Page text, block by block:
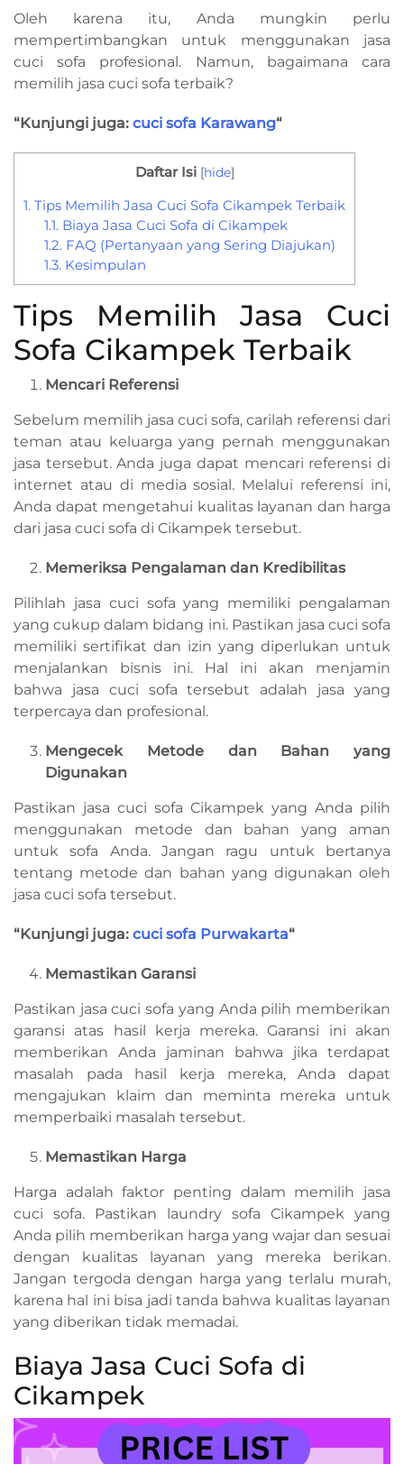
Oleh karena itu, Anda mungkin perlu
mempertimbangkan untuk menggunakan jasa
cuci sofa profesional. Namun, bagaimana cara
memilih jasa cuci sofa terbaik?
“Kunjungi juga: cuci sofa Karawang“
Daftar Isi [hide]
1. Tips Memilih Jasa Cuci Sofa Cikampek Terbaik
1.1.Biaya Jasa Cuci Sofa di Cikampek
1.2.FAQ (Pertanyaan yang Sering Diajukan)
1.3.Kesimpulan
Tips Memilih Jasa Cuci
Sofa Cikampek Terbaik
Mencari Referensi
Sebelum memilih jasa cuci sofa, carilah referensi dari
teman atau keluarga yang pernah menggunakan
jasa tersebut. Anda juga dapat mencari referensi di
internet atau di media sosial. Melalui referensi ini,
Anda dapat mengetahui kualitas layanan dan harga
dari jasa cuci sofa di Cikampek tersebut.
Memeriksa Pengalaman dan Kredibilitas
Pilihlah jasa cuci sofa yang memiliki pengalaman
yang cukup dalam bidang ini. Pastikan jasa cuci sofa
memiliki sertifikat dan izin yang diperlukan untuk
menjalankan bisnis ini. Hal ini akan menjamin
bahwa jasa cuci sofa tersebut adalah jasa yang
terpercaya dan profesional.
Mengecek Metode dan Bahan yang
Digunakan
Pastikan jasa cuci sofa Cikampek yang Anda pilih
menggunakan metode dan bahan yang aman
untuk sofa Anda. Jangan ragu untuk bertanya
tentang metode dan bahan yang digunakan oleh
jasa cuci sofa tersebut.
“Kunjungi juga: cuci sofa Purwakarta“
Memastikan Garansi
Pastikan jasa cuci sofa yang Anda pilih memberikan
garansi atas hasil kerja mereka. Garansi ini akan
memberikan Anda jaminan bahwa jika terdapat
masalah pada hasil kerja mereka, Anda dapat
mengajukan klaim dan meminta mereka untuk
memperbaiki masalah tersebut.
Memastikan Harga
Harga adalah faktor penting dalam memilih jasa
cuci sofa. Pastikan laundry sofa Cikampek yang
Anda pilih memberikan harga yang wajar dan sesuai
dengan kualitas layanan yang mereka berikan.
Jangan tergoda dengan harga yang terlalu murah,
karena hal ini bisa jadi tanda bahwa kualitas layanan
yang diberikan tidak memadai.
Biaya Jasa Cuci Sofa di
Cikampek